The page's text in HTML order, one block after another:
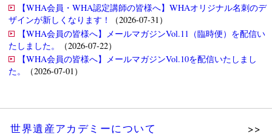
【WHA会員・WHA認定講師の皆様へ】WHAオリジナル名刺のデ
ザインが新しくなります！
（2026-07-31）
【WHA会員の皆様へ】メールマガジンVol.11（臨時便）を配信い
たしました。
（2026-07-22）
【WHA会員の皆様へ】メールマガジンVol.10を配信いたしまし
た。
（2026-07-01）
世界遺産アカデミーについて